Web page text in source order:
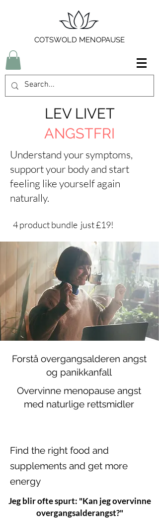
COTSWOLD MENOPAUSE
LEV LIVET
ANGSTFRI
Understand your symptoms,
support your body and start
feeling like yourself again
naturally.
4 product bundle just £19!
Find the right food and
supplements and get more
energy
Forstå overgangsalderen angst
og panikkanfall
Overvinne menopause angst
med naturlige rettsmidler
Jeg blir ofte spurt: "Kan jeg overvinne
overgangsalderangst?"